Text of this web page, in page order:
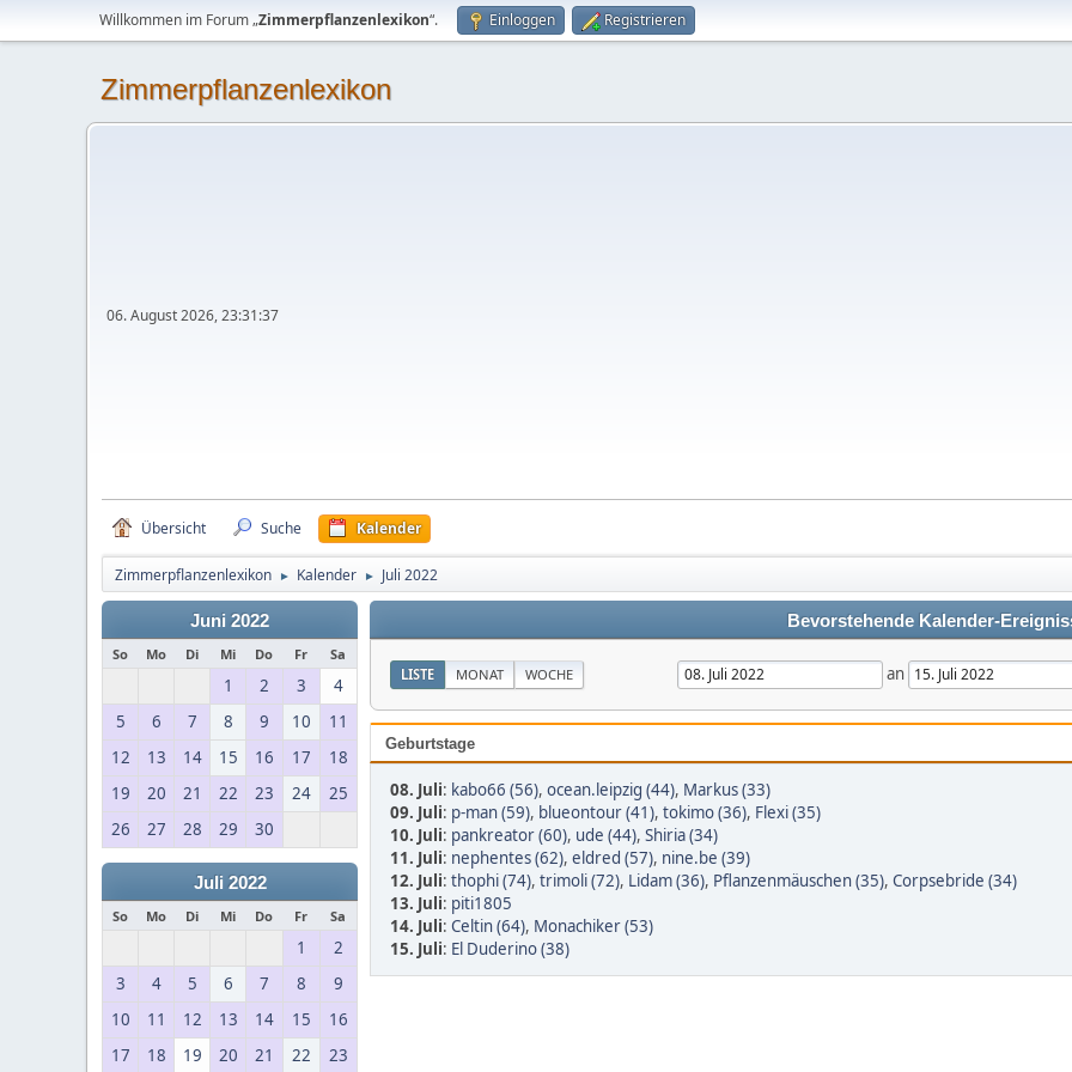
Willkommen im Forum „Zimmerpflanzenlexikon“. Einloggen Registrieren
Zimmerpflanzenlexikon
06. August 2026, 23:31:37
Übersicht Suche Kalender
Zimmerpflanzenlexikon ► Kalender ► Juli 2022
Juni 2022
So Mo Di Mi Do Fr Sa
1 2 3
4
5
6 7 8 9 10
11
12
13 14 15 16 17
18
19
20 21 22 23 24
25
26
27 28 29 30
Juli 2022
So Mo Di Mi Do Fr Sa
1
2
3
4 5 6 7 8
9
10
11 12 13 14 15
16
17
18 19 20 21 22 23
Bevorstehende Kalender-
LISTE MONAT WOCHE an
Geburtstage
08. Juli: kabo66 (56), ocean.leipzig (44), Markus (33)
09. Juli: p-man (59), blueontour (41), tokimo (36), Flexi (35)
10. Juli: pankreator (60), ude (44), Shiria (34)
11. Juli: nephentes (62), eldred (57), nine.be (39)
12. Juli: thophi (74), trimoli (72), Lidam (36), Pflanzenmäuschen (35), Corpsebride (34)
13. Juli: piti1805
14. Juli: Celtin (64), Monachiker (53)
15. Juli: El Duderino (38)